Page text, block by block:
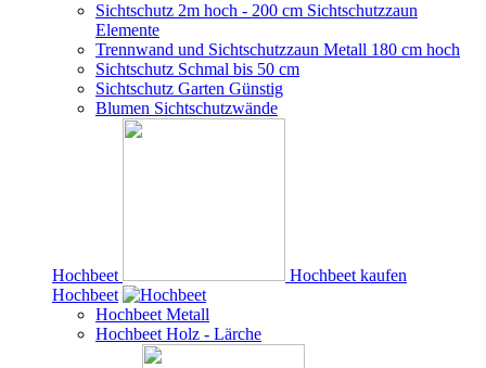
Sichtschutz 2m hoch - 200 cm Sichtschutzzaun
Elemente
Trennwand und Sichtschutzzaun Metall 180 cm hoch
Sichtschutz Schmal bis 50 cm
Sichtschutz Garten Günstig
Blumen Sichtschutzwände
Hochbeet
Hochbeet kaufen
Hochbeet
Hochbeet Metall
Hochbeet Holz - Lärche